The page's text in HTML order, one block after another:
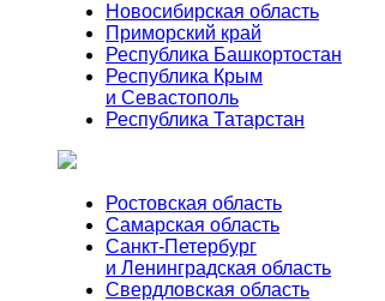
Новосибирская область
Приморский край
Республика Башкортостан
Республика Крым
и Севастополь
Республика Татарстан
Ростовская область
Самарская область
Санкт-Петербург
и Ленинградская область
Свердловская область